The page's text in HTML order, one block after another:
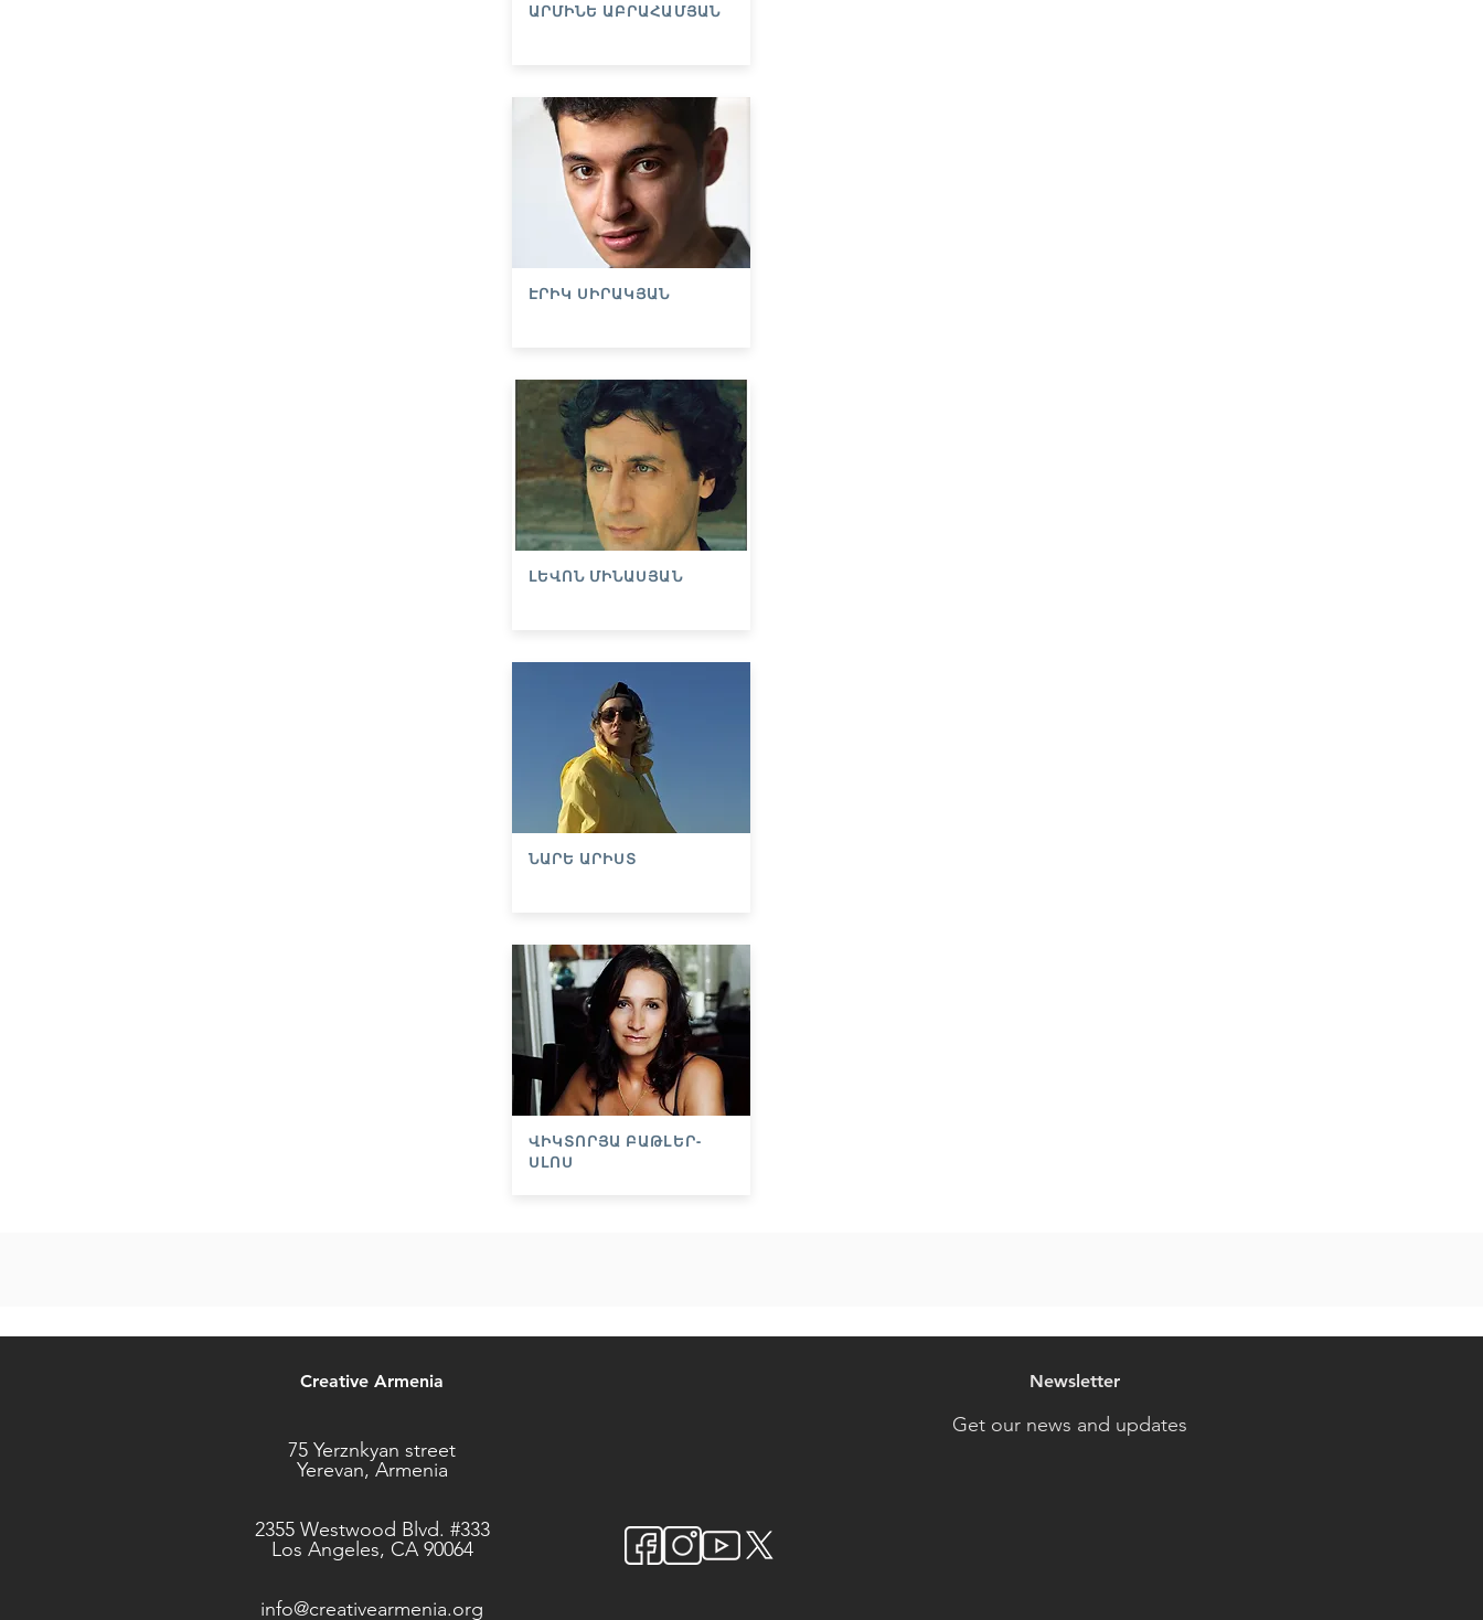
ԱՐՄԻՆԵ ԱԲՐԱՀԱՄՅԱՆ
ԷՐԻԿ ՍԻՐԱԿՅԱՆ
ԼԵՎՈՆ ՄԻՆԱՍՅԱՆ
ՆԱՐԵ ԱՐԻՍՏ
ՎԻԿՏՈՐՅԱ ԲԱԹԼԵՐ-
ՍԼՈՍ
Creative Armenia Newsletter
Get our news and updates
75 Yerznkyan street
Yerevan, Armenia
2355 Westwood Blvd. #333
Los Angeles, CA 90064
info@creativearmenia.org